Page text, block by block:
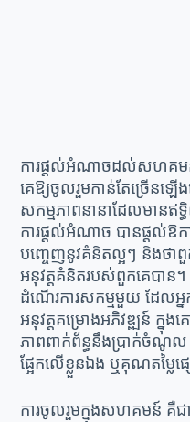
ការផ្ដល់អំណាចដល់សហគម
គេឱ្យចូលរួមកាន់តែច្រើនឡើ
សកម្មភាពនានាដែលមាន
ការផ្ដល់អំណាច បានផ្ដល់ឱក
បញ្ចេញនូវគំនិតល្អៗ និងថាពួ
អនុវត្តគំនិតរបស់ពួកគេបាន
ដំណើរការសកម្មមួយ ដែល
អនុវត្តគម្រោងអភិវឌ្ឍន៍
ភាពពាក់ព័ន្ធនឹងប្រាក់ចំណូល
ផ្អែកលើខ្លួនឯង ឬគុណតម្ល
ការចូលរួមក្នុងសហគមន៍ គឺជ